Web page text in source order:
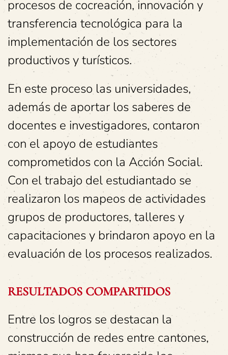
procesos de cocreación, innovación y
transferencia tecnológica para la
implementación de los sectores
productivos y turísticos.
En este proceso las universidades,
además de aportar los saberes de
docentes e investigadores, contaron
con el apoyo de estudiantes
comprometidos con la Acción Social.
Con el trabajo del estudiantado se
realizaron los mapeos de actividades
grupos de productores, talleres y
capacitaciones y brindaron apoyo en la
evaluación de los procesos realizados.
RESULTADOS COMPARTIDOS
Entre los logros se destacan la
construcción de redes entre cantones,